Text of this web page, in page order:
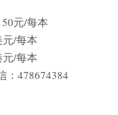
元/每本
/每本
/每本
：478674384